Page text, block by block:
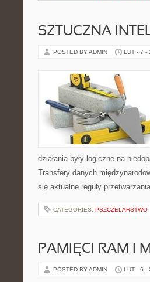
SZTUCZNA
POSTED BY ADMIN LUT - 7 -
działania były logiczne na
Transfery danych
się aktualne reguły
CATEGORIES: PSZCZELARSTWO
PAMIĘCI RAM I
POSTED BY ADMIN LUT - 6 -